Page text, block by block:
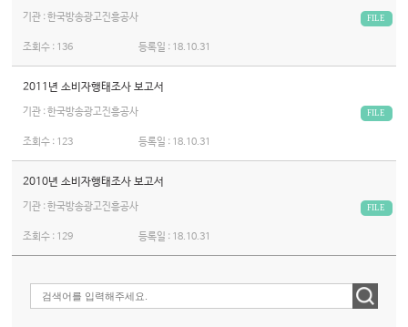
기관 : 한국방송광고진흥공사 FILE
조회수 : 136 등록일 : 18.10.31
2011년 소비자행태조사 보고서
기관 : 한국방송광고진흥공사 FILE
조회수 : 123 등록일 : 18.10.31
2010년 소비자행태조사 보고서
기관 : 한국방송광고진흥공사 FILE
조회수 : 129 등록일 : 18.10.31